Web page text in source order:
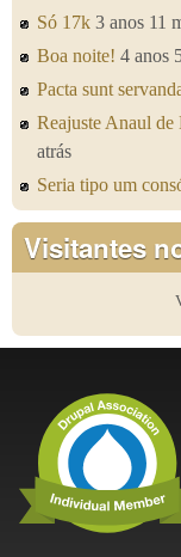
Só 17k 3 anos 11
Boa noite! 4 anos
Pacta sunt
Reajuste Anaul
atrás
Seria tipo um
Visitantes